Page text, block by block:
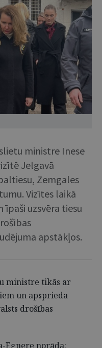
ministre Inese
Jelgavā
Zemgales
Vizītes laikā
uzsvēra tiesu
apstākļos.
ministre tikās ar
un apsprieda
drošības
Egnere norāda: